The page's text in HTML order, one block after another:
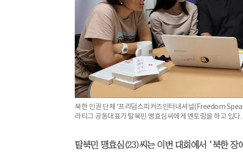
북한 인권 단체 ‘프리덤스피커즈인터내셔널(Freedom
라티그 공동대표가 탈북민 맹효심씨에게 멘토링을 하고 있다
탈북민 맹효심(23)씨는 이번 대회에서 ‘북한 장